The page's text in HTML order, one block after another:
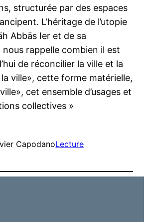
structurée par des espaces
L’héritage de l’utopie
Abbäs Ier et de sa
rappelle combien il est
de réconcilier la ville et la
ville», cette forme matérielle,
cet ensemble d’usages et
collectives »
CapodanoLecture